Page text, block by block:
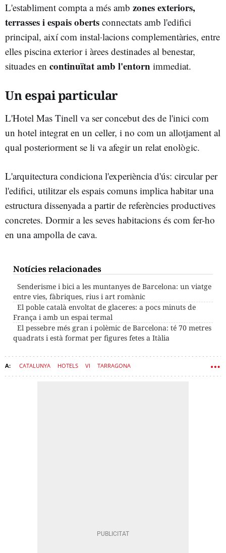
L'establiment compta a més amb zones exteriors,
terrasses i espais oberts connectats amb l'edifici
principal, així com instal·lacions complementàries, entre
elles piscina exterior i àrees destinades al benestar,
situades en continuïtat amb l'entorn immediat.
Un espai particular
L'Hotel Mas Tinell va ser concebut des de l'inici com
un hotel integrat en un celler, i no com un allotjament al
qual posteriorment se li va afegir un relat enològic.
L'arquitectura condiciona l'experiència d'ús: circular per
l'edifici, utilitzar els espais comuns implica habitar una
estructura dissenyada a partir de referències productives
concretes. Dormir a les seves habitacions és com fer-ho
en una ampolla de cava.
Notícies relacionades
Senderisme i bici a les muntanyes de Barcelona: un viatge
entre vies, fàbriques, rius i art romànic
El poble català envoltat de glaceres: a pocs minuts de
França i amb un espai termal
El pessebre més gran i polèmic de Barcelona: té 70 metres
quadrats i està format per figures fetes a Itàlia
CATALUNYA HOTELS VI TARRAGONA